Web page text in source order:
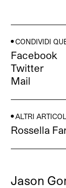
CONDIVIDI
Facebook
Twitter
Mail
ALTRI
Rossella
Jason